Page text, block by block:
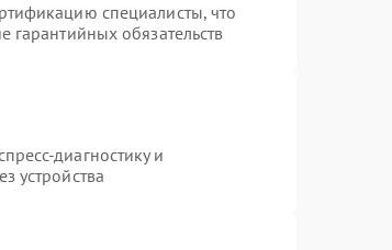
специалисты, что
гарантийных обязательств
диагностику и
устройства